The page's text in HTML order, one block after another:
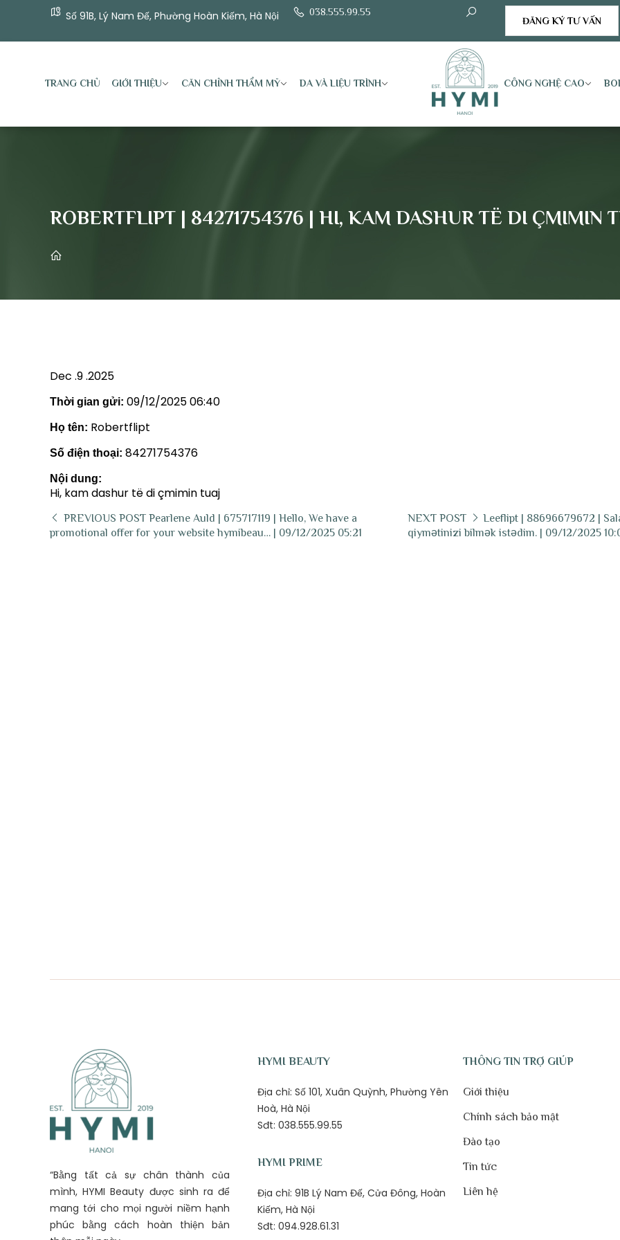
Số 91B, Lý Nam Đế, Phường Hoàn Kiếm, Hà Nội
038.555.99.55
ĐĂNG KÝ TƯ VẤN
TRANG CHỦ GIỚI THIỆU CĂN CHỈNH THẨM MỸ DA VÀ LIỆU TRÌNH CÔNG NGHỆ CAO
ROBERTFLIPT | 84271754376 | HI, KAM DASHUR TË DI ÇMIMIN
Dec .9 .2025
Thời gian gửi: 09/12/2025 06:40
Họ tên: Robertflipt
Số điện thoại: 84271754376
Nội dung:
Hi, kam dashur të di çmimin tuaj
PREVIOUS POST Pearlene Auld | 675717119 | Hello, We have a
promotional offer for your website hymibeau… | 09/12/2025 05:21
NEXT POST
Leeflipt | 88696679672 |
qiymətinizi bilmək istədim. | 09/12/2025
“Bằng tất cả sự chân thành của
mình, HYMI Beauty được sinh ra để
mang tới cho mọi người niềm hạnh
phúc bằng cách hoàn thiện bản
HYMI BEAUTY
Địa chỉ: Số 101, Xuân Quỳnh, Phường Yên
Hoà, Hà Nội
Sđt: 038.555.99.55
HYMI PRIME
Địa chỉ: 91B Lý Nam Đế, Cửa Đông, Hoàn
Kiếm, Hà Nội
Sđt: 094.928.61.31
THÔNG TIN TRỢ GIÚP
Giới thiệu
Chính sách bảo mật
Đào tạo
Tin tức
Liên hệ